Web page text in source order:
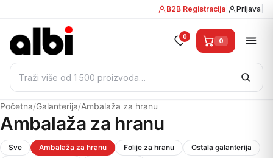
B2B Registracija Prijava
Pretraži:
0 0
Početna/Galanterija/Ambalaža za hranu
Ambalaža za hranu
Sve Ambalaža za hranu Folije za hranu
Ostala galanterija